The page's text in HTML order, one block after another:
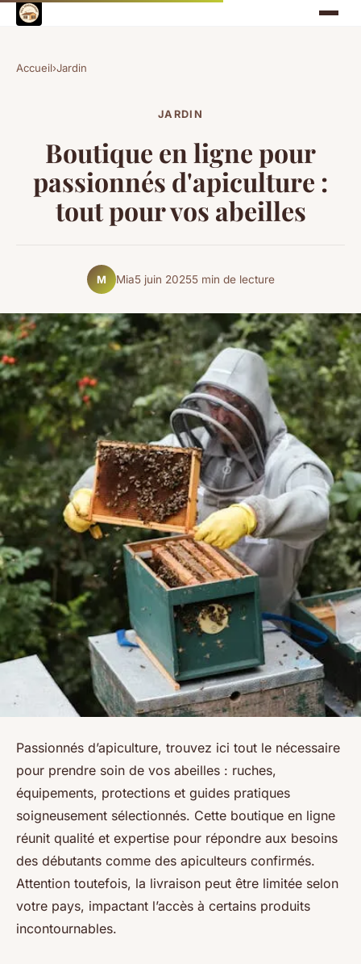
Accueil›Jardin
JARDIN
Boutique en ligne pour
passionnés d'apiculture :
tout pour vos abeilles
M Mia5 juin 20255 min de lecture
Passionnés d’apiculture, trouvez ici tout le nécessaire
pour prendre soin de vos abeilles : ruches,
équipements, protections et guides pratiques
soigneusement sélectionnés. Cette boutique en ligne
réunit qualité et expertise pour répondre aux besoins
des débutants comme des apiculteurs confirmés.
Attention toutefois, la livraison peut être limitée selon
votre pays, impactant l’accès à certains produits
incontournables.